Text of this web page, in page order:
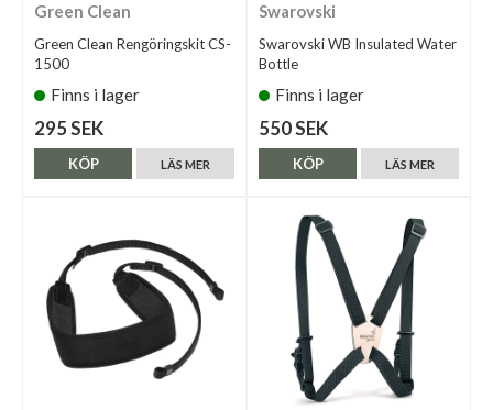
Green Clean
Green Clean Rengöringskit CS-
1500
Finns i lager
295 SEK
LÄS MER
KÖP
Swarovski
Swarovski WB Insulated Water
Bottle
Finns i lager
550 SEK
LÄS MER
KÖP